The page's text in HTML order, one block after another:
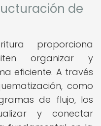
de
proporciona
organizar y
eficiente. A través
como
de flujo, los
y conectar